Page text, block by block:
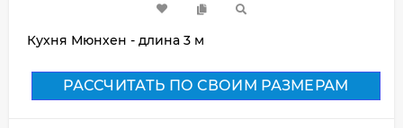
Кухня Мюнхен - длина 3 м
РАССЧИТАТЬ ПО СВОИМ РАЗМЕРАМ